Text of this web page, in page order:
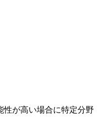
性が高い場合に特定分野